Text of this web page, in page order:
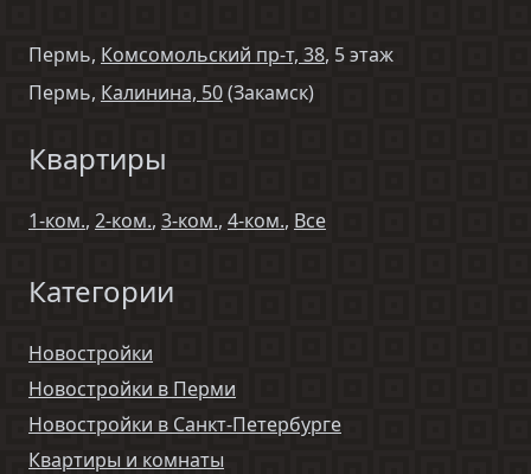
Пермь, Комсомольский пр-т, 38, 5 этаж
Пермь, Калинина, 50(Закамск)
Квартиры
1-ком., 2-ком., 3-ком., 4-ком., Все
Категории
Новостройки
Новостройки в Перми
Новостройки в Санкт-Петербурге
Квартиры и комнаты